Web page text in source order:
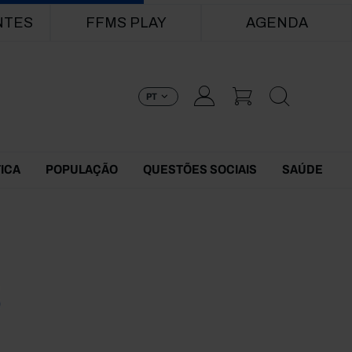
FFMS PLAY AGENDA
PT
POPULAÇÃO QUESTÕES SOCIAIS SAÚDE